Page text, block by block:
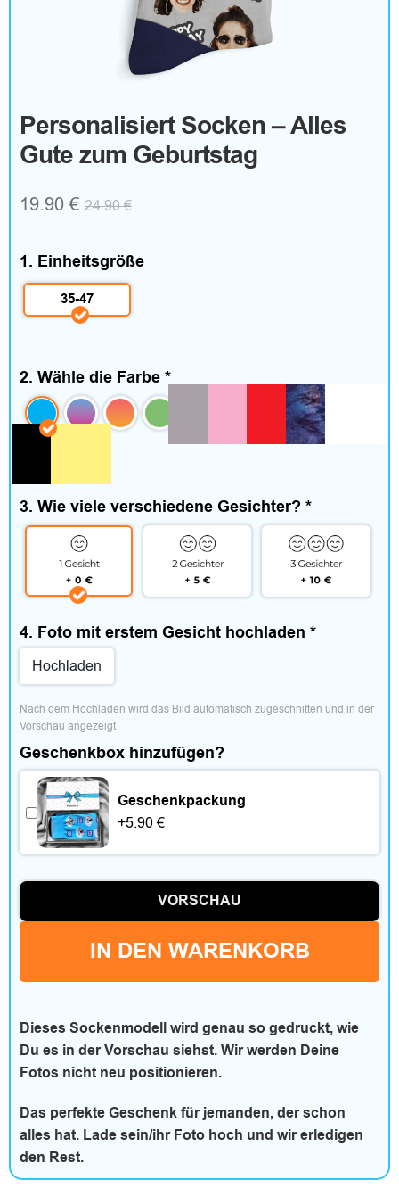
T
e
t
i
i
e
&
A
c
c
e
s
s
o
i
r
e
W
h
n
e
n
&
Personalisiert Socken – Alles
Gute zum Geburtstag
19.90 € 24.90€
1. Einheitsgröße
35-47
2. Wähle die Farbe *
3. Wie viele verschiedene Gesichter? *
4. Foto mit erstem Gesicht hochladen *
Hochladen
Nach dem Hochladen wird das Bild automatisch zugeschnitten und in der
Vorschau angezeigt
Geschenkbox hinzufügen?
Geschenkpackung
+5.90€
VORSCHAU
IN DEN WARENKORB
Dieses Sockenmodell wird genau so gedruckt, wie
Du es in der Vorschau siehst. Wir werden Deine
Fotos nicht neu positionieren.
Das perfekte Geschenk für jemanden, der schon
alles hat. Lade sein/ihr Foto hoch und wir erledigen
den Rest.